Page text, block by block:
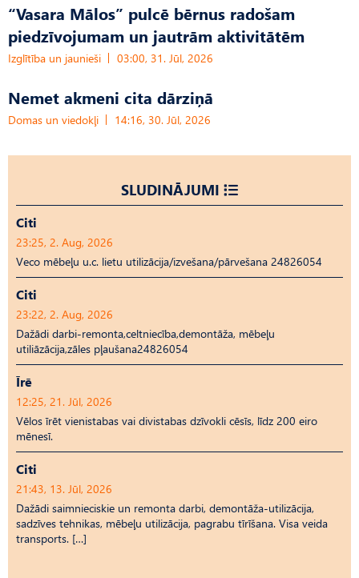
“Vasara Mālos” pulcē bērnus radošam
piedzīvojumam un jautrām aktivitātēm
Izglītība un jaunieši 03:00, 31. Jūl, 2026
Nemet akmeni cita dārziņā
Domas un viedokļi 14:16, 30. Jūl, 2026
SLUDINĀJUMI
Citi
23:25, 2. Aug, 2026
Veco mēbeļu u.c. lietu utilizācija/izvešana/pārvešana 24826054
Citi
23:22, 2. Aug, 2026
Dažādi darbi-remonta,celtniecība,demontāža, mēbeļu
utiliāzācija,zāles pļaušana24826054
Īrē
12:25, 21. Jūl, 2026
Vēlos īrēt vienistabas vai divistabas dzīvokli cēsīs, līdz 200 eiro
mēnesī.
Citi
21:43, 13. Jūl, 2026
Dažādi saimnieciskie un remonta darbi, demontāža-utilizācija,
sadzīves tehnikas, mēbeļu utilizācija, pagrabu tīrīšana. Visa veida
transports. […]